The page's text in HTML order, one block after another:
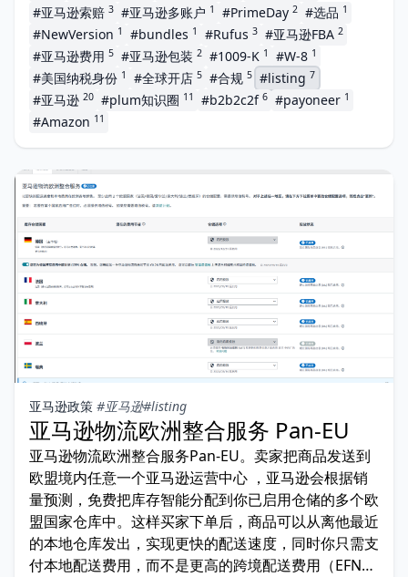
#亚马逊索赔 3 #亚马逊多账户 1 #PrimeDay 2 #选品 1
#NewVersion 1 #bundles 1 #Rufus 3 #亚马逊FBA 2
#亚马逊费用 5 #亚马逊包装 2 #1009-K 1 #W-8 1
#美国纳税身份 1 #全球开店 5 #合规 5 #listing 7
#亚马逊 20 #plum知识圈 11 #b2b2c2f 6 #payoneer 1
#Amazon 11
亚马逊政策 #亚马逊#listing
亚马逊物流欧洲整合服务 Pan-EU
亚马逊物流欧洲整合服务Pan-EU。卖家把商品发送到
欧盟境内任意一个亚马逊运营中心 ，亚马逊会根据销
量预测，免费把库存智能分配到你已启用仓储的多个欧
盟国家仓库中。这样买家下单后，商品可以从离他最近
的本地仓库发出，实现更快的配送速度，同时你只需支
付本地配送费用，而不是更高的跨境配送费用（EFN费